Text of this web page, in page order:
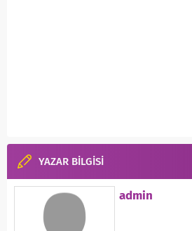
YAZAR BİLGİSİ
admin